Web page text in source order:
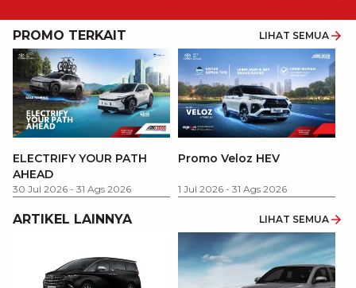
PROMO TERKAIT LIHAT SEMUA
ELECTRIFY YOUR PATH
AHEAD
30 Jul 2026 - 31 Ags 2026
Promo Veloz HEV
1 Jul 2026 - 31 Ags 2026
ARTIKEL LAINNYA LIHAT SEMUA